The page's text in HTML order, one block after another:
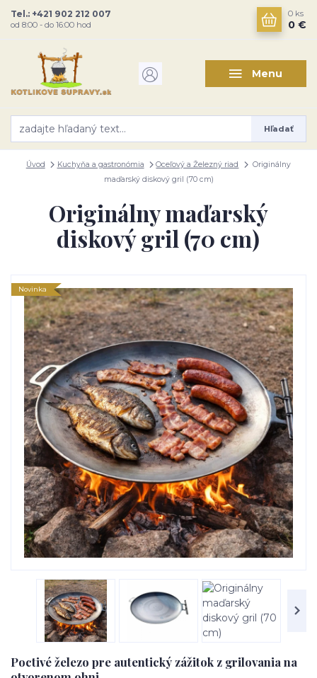
Menu
Hľadať
Tel.: +421 902 212 007
od 8:00 - do 16:00 hod
0 ks
0 €
Úvod Kuchyňa a gastronómia Oceľový a Železný riad
Originálny
maďarský diskový gril (70 cm)
Originálny maďarský
diskový gril (70 cm)
Novinka
Poctivé železo pre autentický zážitok z grilovania na